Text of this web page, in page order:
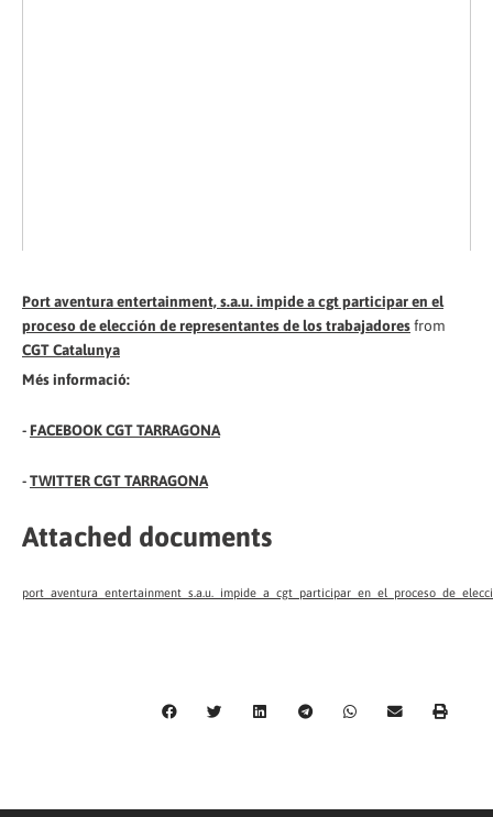
Port aventura entertainment, s.a.u. impide a cgt participar en el
proceso de elección de representantes de los trabajadoresfrom
CGT Catalunya
Més informació:
- FACEBOOK CGT TARRAGONA
-TWITTER CGT TARRAGONA
Attached documents